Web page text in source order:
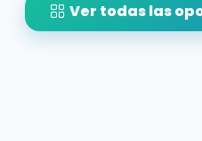
Ver todas las